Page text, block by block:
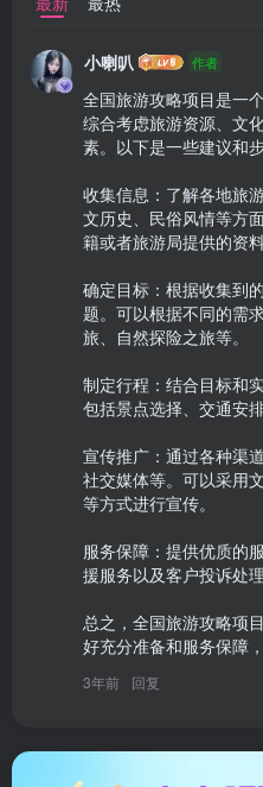
小喇叭 作者
全国旅游攻略项目是一
综合考虑旅游资源、文
素。以下是一些建议和
收集信息：了解各地旅
文历史、民俗风情等方
籍或者旅游局提供的资料
确定目标：根据收集到
题。可以根据不同的需
旅、自然探险之旅等。
制定行程：结合目标和
包括景点选择、交通安
宣传推广：通过各种渠
社交媒体等。可以采用
等方式进行宣传。
服务保障：提供优质的
援服务以及客户投诉处理
总之，全国旅游攻略项
好充分准备和服务保障
3年前 回复